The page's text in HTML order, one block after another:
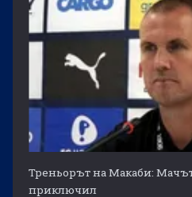
Треньорът на Макаби:
приключил